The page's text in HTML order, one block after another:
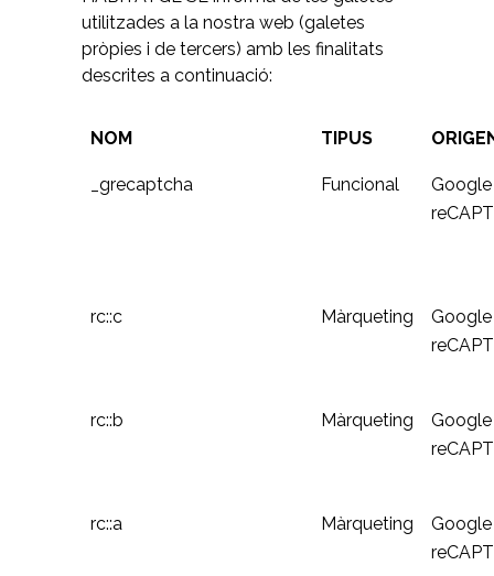
utilitzades a la nostra web (galetes
pròpies i de tercers) amb les finalitats
descrites a continuació:
NOM TIPUS
_grecaptcha Funcional
Google
rc::c Màrqueting
Google
rc::b Màrqueting
Google
rc::a Màrqueting
Google